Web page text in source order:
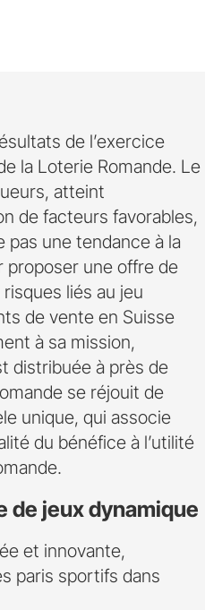
de l’exercice
la Loterie Romande. Le
atteint
de facteurs favorables,
pas une tendance à la
proposer une offre de
liés au jeu
de vente en Suisse
à sa mission,
distribuée à près de
se réjouit de
unique, qui associe
du bénéfice à l’utilité
de jeux dynamique
et innovante,
paris sportifs dans